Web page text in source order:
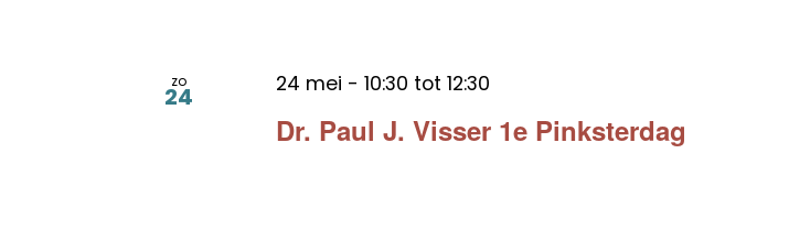
zo
24
Dr. Paul J. Visser 1e Pinksterdag
24 mei - 10:30 tot 12:30